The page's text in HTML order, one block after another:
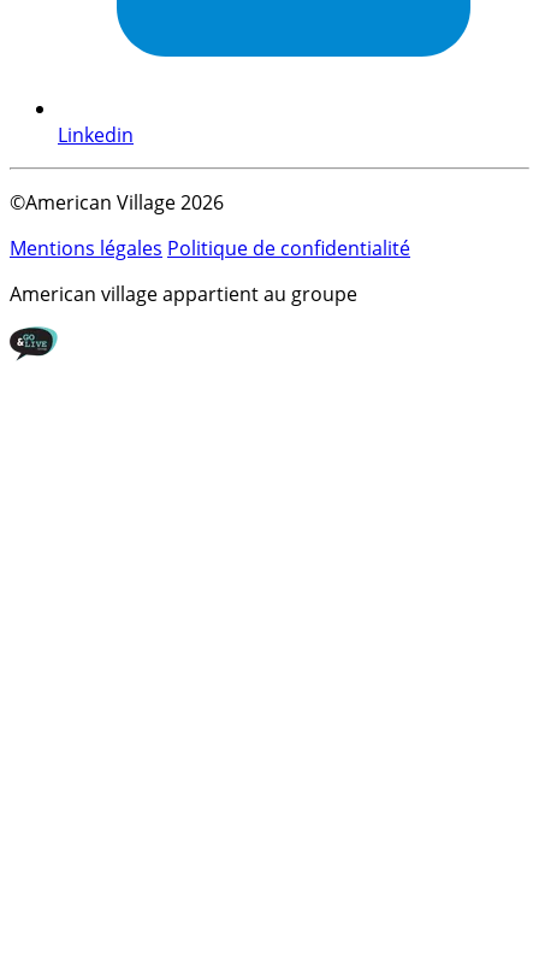
Linkedin
©American Village 2026
Mentions légales Politique de confidentialité
American village appartient au groupe